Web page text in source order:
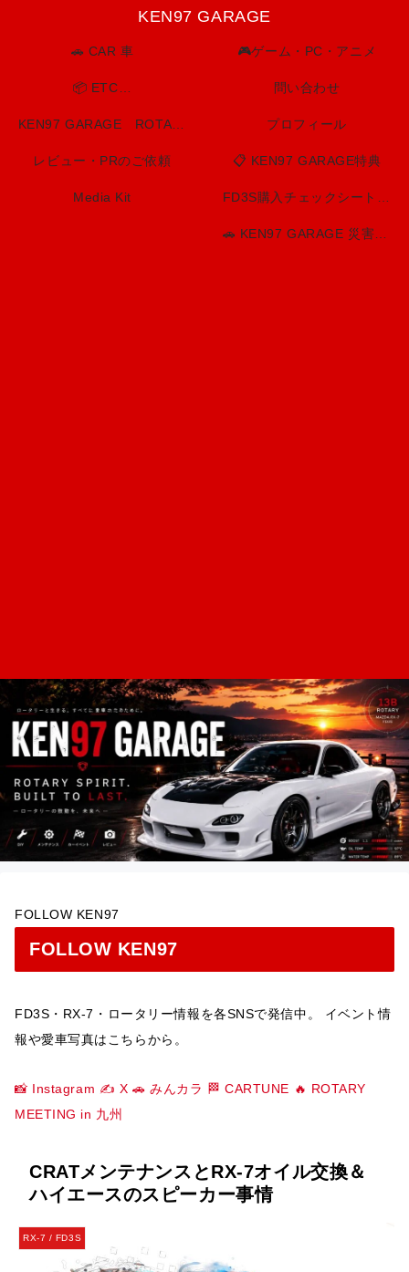
KEN97 GARAGE
🚗 CAR 車 🎮ゲーム・PC・アニメ
📦 ETC… 問い合わせ
プロフィール
レビュー・PRのご依頼 📋 KEN97 GARAGE特典
Media Kit
FOLLOW KEN97
FOLLOW KEN97
FD3S・RX-7・ロータリー情報を各SNSで発信中。 イベント情
報や愛車写真はこちらから。
📸 Instagram ✍️ X 🚗 みんカラ 🏁 CARTUNE 🔥 ROTARY
MEETING in 九州
CRATメンテナンスとRX-7オイル交換＆
ハイエースのスピーカー事情
RX-7 / FD3S